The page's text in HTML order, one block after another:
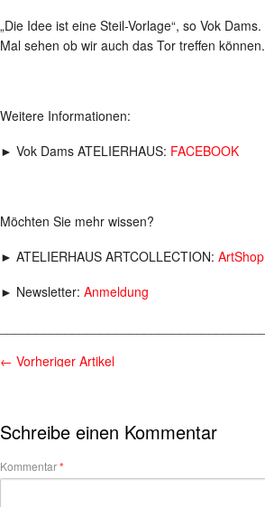
„Die Idee ist eine Steil-Vorlage“, so Vok Dams.
Mal sehen ob wir auch das Tor treffen können.
Weitere Informationen:
► Vok Dams ATELIERHAUS: FACEBOOK
Möchten Sie mehr wissen?
► ATELIERHAUS ARTCOLLECTION: ArtShop
► Newsletter: Anmeldung
← Vorheriger Artikel
Schreibe einen Kommentar
Kommentar*